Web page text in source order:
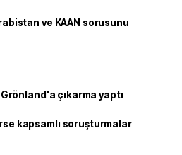
ve KAAN sorusunu
çıkarma yaptı
kapsamlı soruşturmalar